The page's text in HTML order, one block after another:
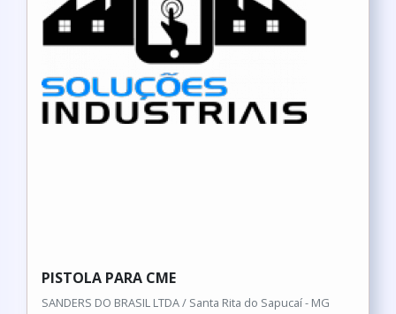
PISTOLA PARA CME
SANDERS DO BRASIL LTDA / Santa Rita do Sapucaí - MG